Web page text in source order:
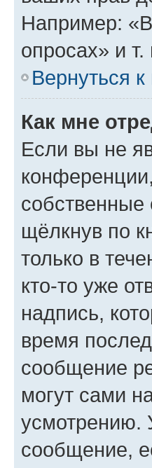
Например:
опросах» и т.
Вернуться к
Как мне
Если вы не
щёлкнув по
только в
кто-то уже
надпись,
время
сообщение
могут сами
усмотрению.
сообщение,